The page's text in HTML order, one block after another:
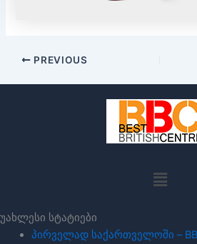
PREVIOUS
Menu
უახლესი სტატიები
პირველად საქართველოში –